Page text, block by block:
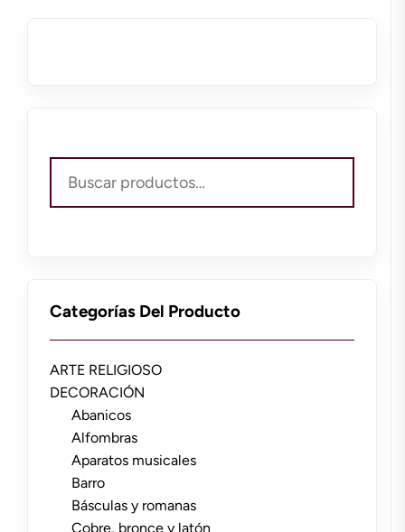
por:
Categorías Del Producto
ARTE RELIGIOSO
DECORACIÓN
Abanicos
Alfombras
Aparatos musicales
Barro
Básculas y romanas
Cobre, bronce y latón